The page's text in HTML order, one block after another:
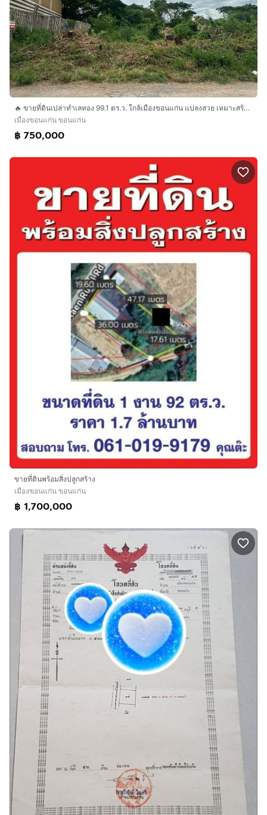
🔥 ขายที่ดินเปล่าทำเลทอง 99.1 ตร.ว. ใกล้เมืองขอนแก่น แปลงสวย เหมาะสร้างบ้าน-ลงทุน 🔥
เมืองขอนแก่น ขอนแก่น
฿ 750,000
ขายที่ดินพร้อมสิ่งปลูกสร้าง
เมืองขอนแก่น ขอนแก่น
฿ 1,700,000